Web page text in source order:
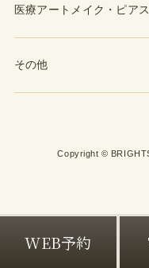
医療アートメイク・ピアス
その他
Copyright ©
WEB予約